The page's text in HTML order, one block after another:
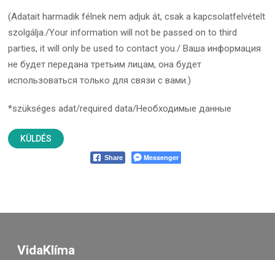
(Adatait harmadik félnek nem adjuk át, csak a kapcsolatfelvételt
szolgálja./Your information will not be passed on to third
parties, it will only be used to contact you./ Ваша информация
не будет передана третьим лицам, она будет
использоваться только для связи с вами.)
*szükséges adat/required data/Необходимые данные
Share Messenger
VidaKlíma